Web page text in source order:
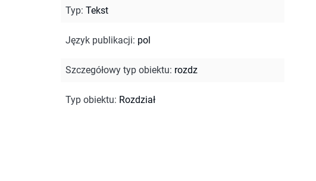
Typ: Tekst
Język publikacji: pol
Szczegółowy typ obiektu: rozdz
Typ obiektu: Rozdział